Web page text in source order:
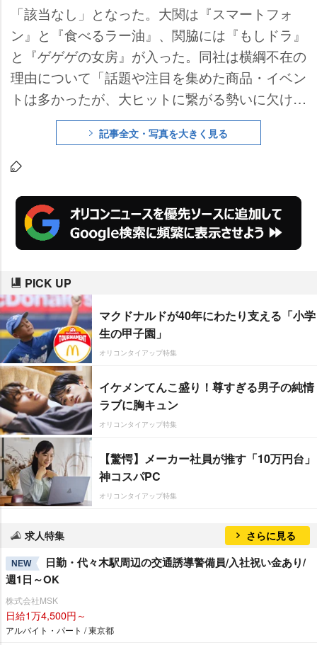
「該当なし」となった。大関は『スマートフォ
ン』と『食べるラー油』、関脇には『もしドラ』
と『ゲゲゲの女房』が入った。同社は横綱不在の
理由について「話題や注目を集めた商品・イベン
トは多かったが、大ヒットに繋がる勢いに欠け、
全体としては小粒ヒットが多い」とした。なお、
同番付は2008年も横綱不在となっている。
記事全文・写真を大きく見る
PICK UP
マクドナルドが40年にわたり支える「小学
生の甲子園」
オリコンタイアップ特集
イケメンてんこ盛り！尊すぎる男子の純情
ラブに胸キュン
オリコンタイアップ特集
【驚愕】メーカー社員が推す「10万円台」
神コスパPC
オリコンタイアップ特集
求人特集 さらに見る
NEW
日勤・代々木駅周辺の交通誘導警備員/入社祝い金あり/
週1日～OK
株式会社MSK
日給1万4,500円～
アルバイト・パート / 東京都